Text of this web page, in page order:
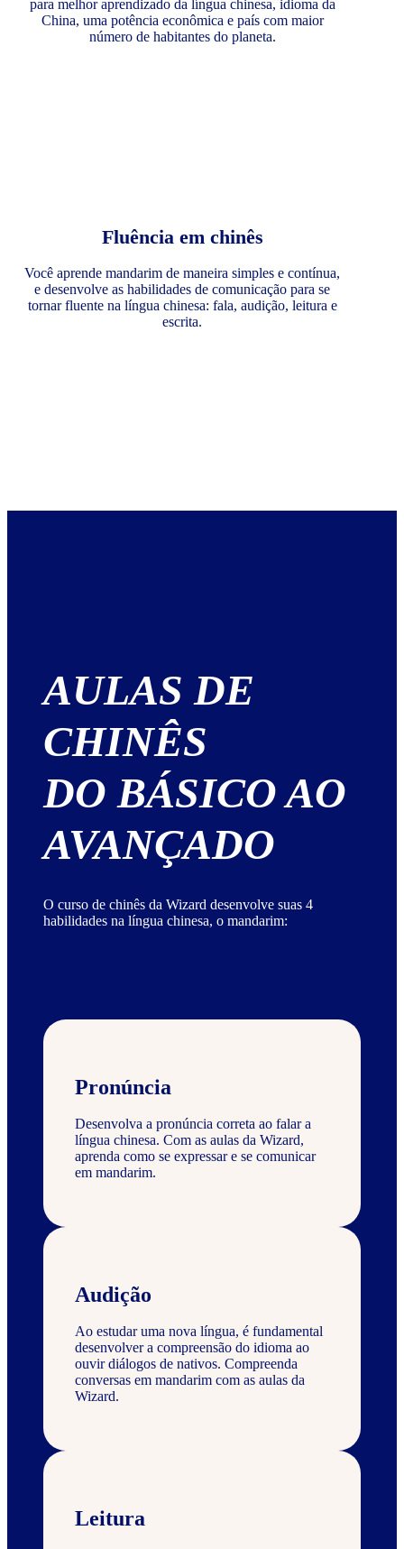
para melhor aprendizado da língua chinesa, idioma da
China, uma potência econômica e país com maior
número de habitantes do planeta.
Fluência em chinês
Você aprende mandarim de maneira simples e contínua,
e desenvolve as habilidades de comunicação para se
tornar fluente na língua chinesa: fala, audição, leitura e
escrita.
AULAS DE
CHINÊS
DO BÁSICO AO
AVANÇADO
O curso de chinês da Wizard desenvolve suas 4
habilidades na língua chinesa, o mandarim:
Pronúncia
Desenvolva a pronúncia correta ao falar a
língua chinesa. Com as aulas da Wizard,
aprenda como se expressar e se comunicar
em mandarim.
Audição
Ao estudar uma nova língua, é fundamental
desenvolver a compreensão do idioma ao
ouvir diálogos de nativos. Compreenda
conversas em mandarim com as aulas da
Wizard.
Leitura